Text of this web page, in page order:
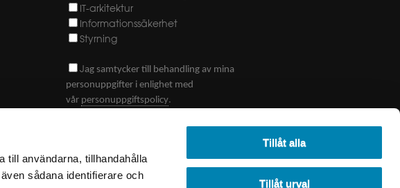
till användarna, tillhandahålla
sådana identifierare och
Tillåt alla
Tillåt urval
IT-arkitektur
Informationssäkerhet
Styrning
Jag samtycker till behandling av mina
personuppgifter i enlighet med
vår personuppgiftspolicy.